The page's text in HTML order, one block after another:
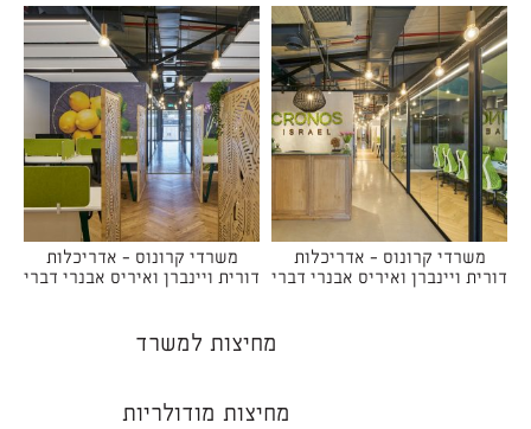
משרדי קרונוס - אדריכלות
דורית ויינברן ואיריס אבנרי דברי
משרדי קרונוס - אדריכלות
דורית ויינברן ואיריס אבנרי דברי
מחיצות למשרד
מחיצות מודולריות